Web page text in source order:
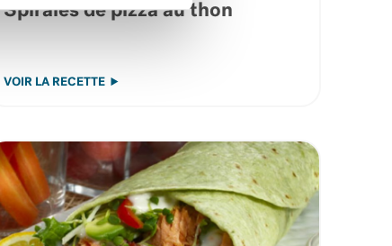
Spirales de pizza au thon
VOIR LA RECETTE